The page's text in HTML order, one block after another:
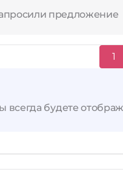
предложение
1
будете